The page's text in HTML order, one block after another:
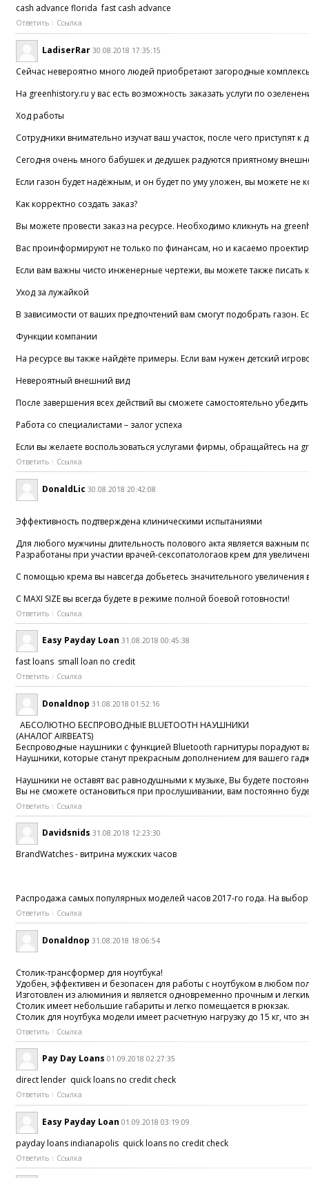
cash advance florida fast cash advance
Ответить Ссылка
LadiserRar 30.08.2018 17:35:15
Сейчас невероятно много людей приобретают загородные
На greenhistory.ru у вас есть возможность заказать услуги по
Ход работы
Сотрудники внимательно изучат ваш участок, после чего
Сегодня очень много бабушек и дедушек радуются приятному
Если газон будет надёжным, и он будет по уму уложен, вы можете не
Как корректно создать заказ?
Вы можете провести заказ на ресурсе. Необходимо кликнуть на
Вас проинформируют не только по финансам, но и касаемо
Если вам важны чисто инженерные чертежи, вы можете также писать
Уход за лужайкой
В зависимости от ваших предпочтений вам смогут подобрать газон.
Функции компании
На ресурсе вы также найдёте примеры. Если вам нужен детский
Невероятный внешний вид
После завершения всех действий вы сможете самостоятельно
Работа со специалистами – залог успеха
Если вы желаете воспользоваться услугами фирмы, обращайтесь на
Ответить Ссылка
DonaldLic 30.08.2018 20:42:08
Эффективность подтверждена клиническими испытаниями
Для любого мужчины длительность полового акта является важным
Разработаны при участии врачей-сексопатологаов крем для
С помощью крема вы навсегда добьетесь значительного
С MAXI SIZE вы всегда будете в режиме полной боевой готовности!
Ответить Ссылка
Easy Payday Loan 31.08.2018 00:45:38
fast loans small loan no credit
Ответить Ссылка
Donaldnop 31.08.2018 01:52:16
АБСОЛЮТНО БЕСПРОВОДНЫЕ BLUETOOTH НАУШНИКИ
(АНАЛОГ AIRBEATS)
Беспроводные наушники с функцией Bluetooth гарнитуры порадуют
Наушники, которые станут прекрасным дополнением для вашего
Наушники не оставят вас равнодушными к музыке, Вы будете
Вы не сможете остановиться при прослушивании, вам постоянно
Ответить Ссылка
Davidsnids 31.08.2018 12:23:30
BrandWatches - витрина мужских часов
Распродажа самых популярных моделей часов 2017-го года. На
Ответить Ссылка
Donaldnop 31.08.2018 18:06:54
Столик-трансформер для ноутбука!
Удобен, эффективен и безопасен для работы с ноутбуком в любом
Изготовлен из алюминия и является одновременно прочным и легким.
Столик имеет небольшие габариты и легко помещается в рюкзак.
Столик для ноутбука модели имеет расчетную нагрузку до 15 кг,
Ответить Ссылка
Pay Day Loans 01.09.2018 02:27:35
direct lender quick loans no credit check
Ответить Ссылка
Easy Payday Loan 01.09.2018 03:19:09
payday loans indianapolis quick loans no credit check
Ответить Ссылка